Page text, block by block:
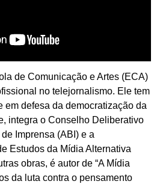
de Comunicação e Artes (ECA)
no telejornalismo. Ele tem
em defesa da democratização da
integra o Conselho Deliberativo
Imprensa (ABI) e a
Estudos da Mídia Alternativa
obras, é autor de “A Mídia
da luta contra o pensamento